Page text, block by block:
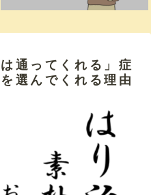
通ってくれる」症
選んでくれる理由